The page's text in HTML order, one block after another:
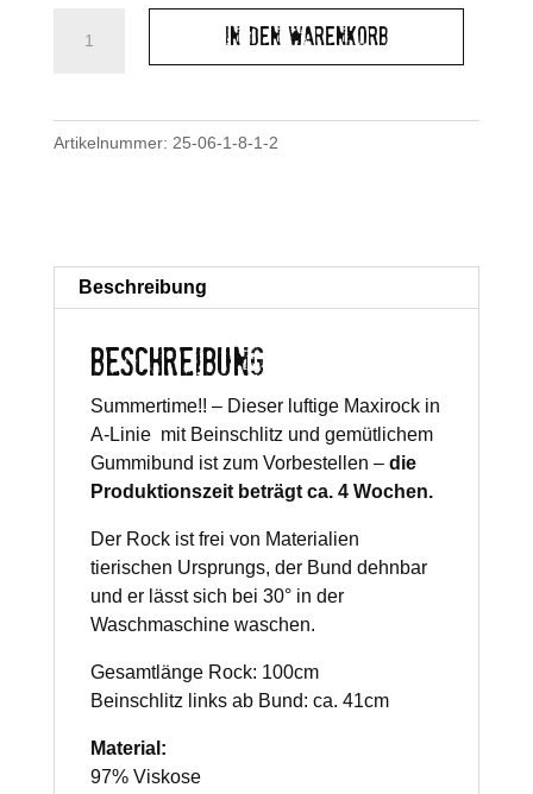
Wild
In den Warenkorb
Artikelnummer: 25-06-1-8-1-2
Beschreibung
BESCHREIBUNG
Summertime!! – Dieser luftige Maxirock in
A-Linie mit Beinschlitz und gemütlichem
Gummibund ist zum Vorbestellen – die
Produktionszeit beträgt ca. 4 Wochen.
Der Rock ist frei von Materialien
tierischen Ursprungs, der Bund dehnbar
und er lässt sich bei 30° in der
Waschmaschine waschen.
Gesamtlänge Rock: 100cm
Beinschlitz links ab Bund: ca. 41cm
Material:
97% Viskose